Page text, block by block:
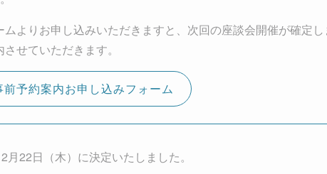
よりお申し込みいただきますと、次回の座談会開催が確定し
せていただきます。
前予約案内お申し込みフォーム
22日（木）に決定いたしました。